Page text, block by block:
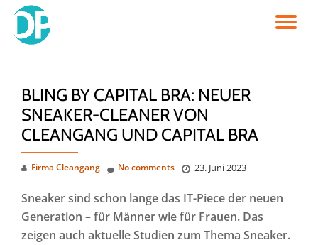
Skip
BLING BY CAPITAL BRA: NEUER
SNEAKER-CLEANER VON
CLEANGANG UND CAPITAL BRA
Firma Cleangang 23. Juni 2023
No comments
Sneaker sind schon lange das IT-Piece der neuen
Generation – für Männer wie für Frauen. Das
zeigen auch aktuelle Studien zum Thema Sneaker.